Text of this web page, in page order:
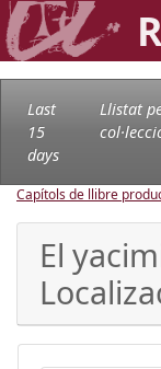
Last
15
days
Llistat
Capítols de llibre
El